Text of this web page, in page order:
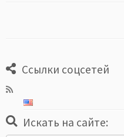
Ссылки соцсетей
Искать на сайте: